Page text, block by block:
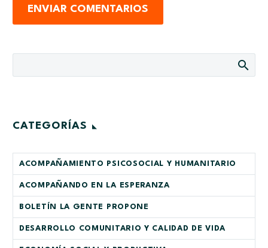
ENVIAR COMENTARIOS
CATEGORÍAS
ACOMPAÑAMIENTO PSICOSOCIAL Y HUMANITARIO
ACOMPAÑANDO EN LA ESPERANZA
BOLETÍN LA GENTE PROPONE
DESARROLLO COMUNITARIO Y CALIDAD DE VIDA